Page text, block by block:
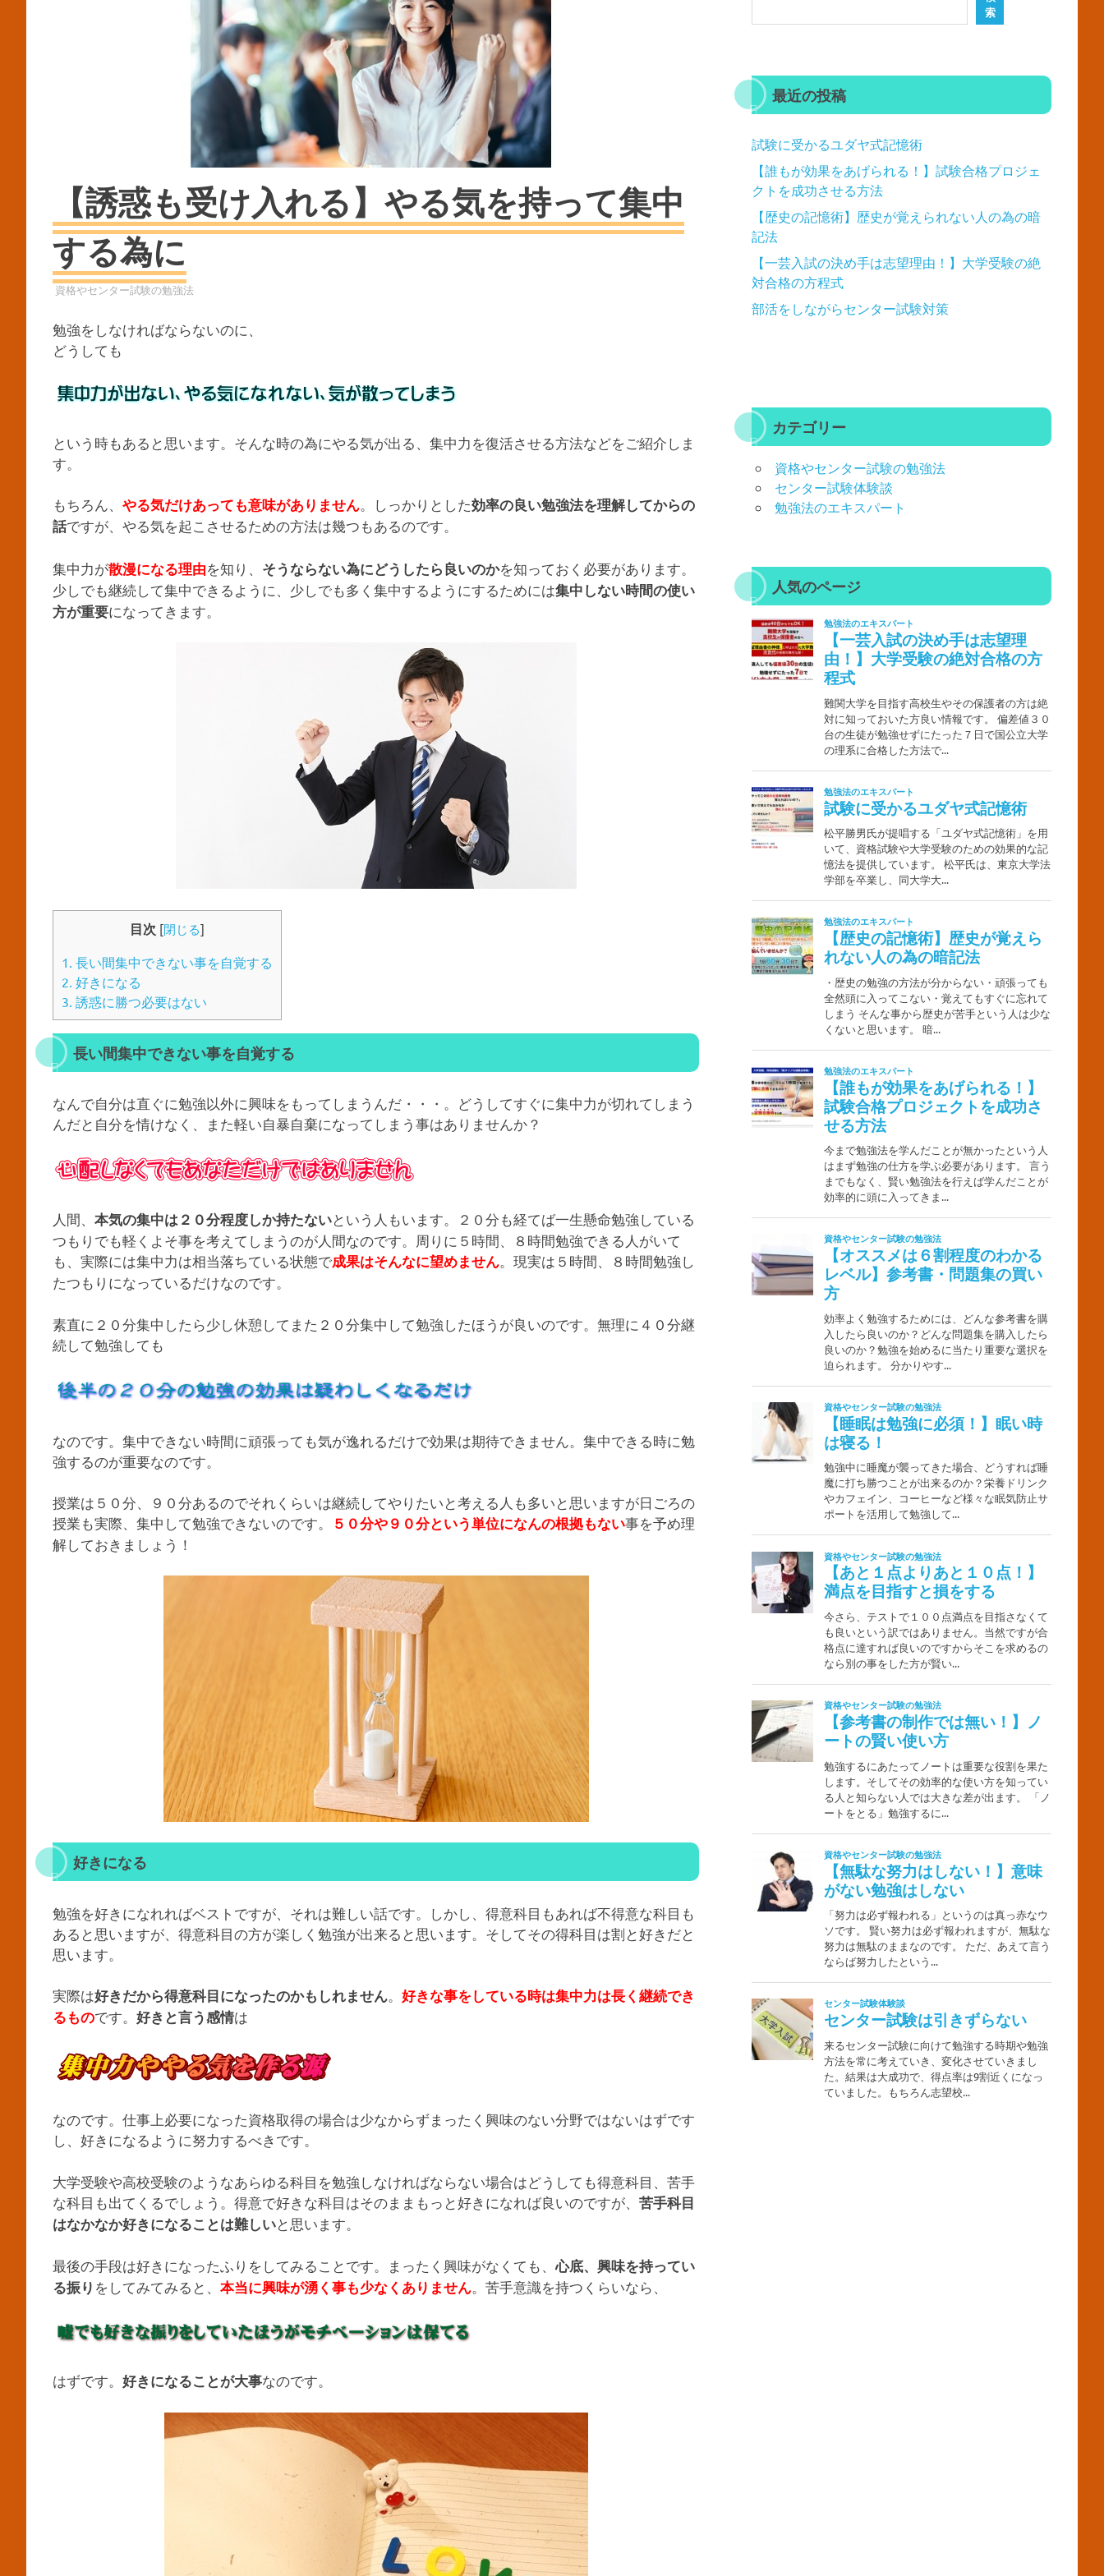
【誘惑も受け入れる】やる気を持って集中
する為に
YYYPRO
資格やセンター試験の勉強法
勉強をしなければならないのに、
どうしても
という時もあると思います。そんな時の為にやる気が出る、集中力を復活させる方法などをご紹介しま
す。
もちろん、 やる気だけあっても意味がありません。しっかりとした効率の良い勉強法を理解してからの
話ですが、やる気を起こさせるための方法は幾つもあるのです。
集中力が散漫になる理由を知り、 そうならない為にどうしたら良いのかを知っておく必要があります。
少しでも継続して集中できるように、少しでも多く集中するようにするためには集中しない時間の使い
方が重要になってきます。
目次 [閉じる]
1. 長い間集中できない事を自覚する
2. 好きになる
3. 誘惑に勝つ必要はない
長い間集中できない事を自覚する
なんで自分は直ぐに勉強以外に興味をもってしまうんだ・・・。どうしてすぐに集中力が切れてしまう
んだと自分を情けなく、また軽い自暴自棄になってしまう事はありませんか？
人間、 本気の集中は２０分程度しか持たないという人もいます。２０分も経てば一生懸命勉強している
つもりでも軽くよそ事を考えてしまうのが人間なのです。周りに５時間、８時間勉強できる人がいて
も、実際には集中力は相当落ちている状態で成果はそんなに望めません。現実は５時間、８時間勉強し
たつもりになっているだけなのです。
素直に２０分集中したら少し休憩してまた２０分集中して勉強したほうが良いのです。無理に４０分継
続して勉強しても
なのです。集中できない時間に頑張っても気が逸れるだけで効果は期待できません。集中できる時に勉
強するのが重要なのです。
授業は５０分、９０分あるのでそれくらいは継続してやりたいと考える人も多いと思いますが日ごろの
授業も実際、集中して勉強できないのです。
５０分や９０分という単位になんの根拠もない事を予め理
解しておきましょう！
好きになる
勉強を好きになれればベストですが、それは難しい話です。しかし、得意科目もあれば不得意な科目も
あると思いますが、得意科目の方が楽しく勉強が出来ると思います。そしてその得科目は割と好きだと
思います。
実際は好きだから得意科目になったのかもしれません。 好きな事をしている時は集中力は長く継続でき
るものです。 好きと言う感情は
なのです。仕事上必要になった資格取得の場合は少なからずまったく興味のない分野ではないはずです
し、好きになるように努力するべきです。
大学受験や高校受験のようなあらゆる科目を勉強しなければならない場合はどうしても得意科目、苦手
な科目も出てくるでしょう。得意で好きな科目はそのままもっと好きになれば良いのですが、 苦手科目
はなかなか好きになることは難しいと思います。
最後の手段は好きになったふりをしてみることです。まったく興味がなくても、心底、興味を持ってい
る振り をしてみてみると、 本当に興味が湧く事も少なくありません。苦手意識を持つくらいなら、
はずです。 好きになることが大事なのです。
索
最近の投稿
試験に受かるユダヤ式記憶術
【誰もが効果をあげられる！】試験合格プロジェ
クトを成功させる方法
【歴史の記憶術】歴史が覚えられない人の為の暗
記法
【一芸入試の決め手は志望理由！】大学受験の絶
対合格の方程式
部活をしながらセンター試験対策
カテゴリー
資格やセンター試験の勉強法
センター試験体験談
勉強法のエキスパート
人気のページ